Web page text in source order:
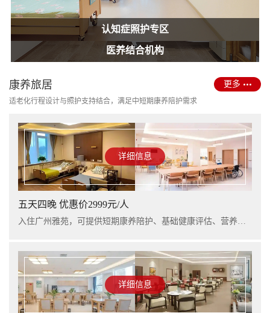
消防改造合规
护理型养老院建设
医养结合机构
认知症照护专区
康养旅居
适老化行程设计与照护支持结合，满足中短期康养陪护需求
更多
详细信息
五天四晚 优惠价2999元/人
详细信息